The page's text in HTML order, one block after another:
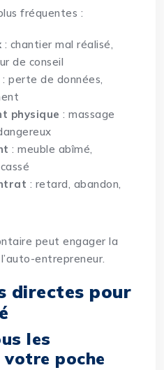
fréquentes :
: chantier mal réalisé,
de conseil
: perte de données,
physique : massage
: meuble abîmé,
: retard, abandon,
peut engager la
entrepreneur.
directes pour
les
poche